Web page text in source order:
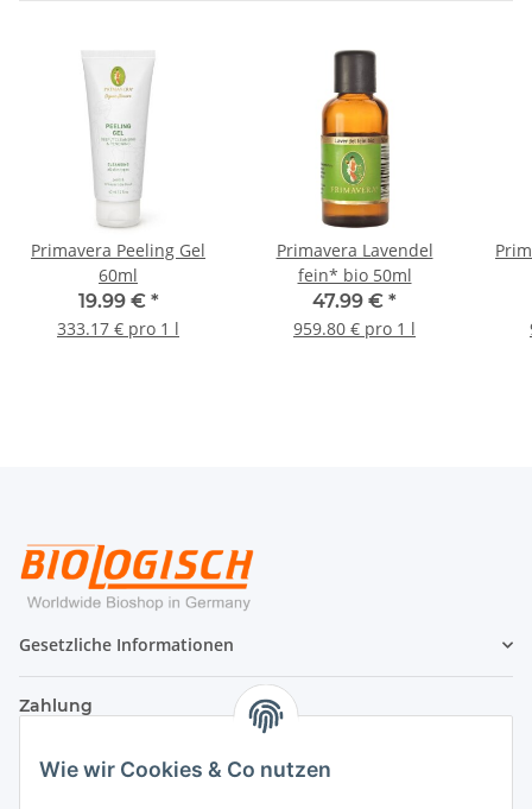
Wie wir Cookies & Co nutzen
Primavera Peeling Gel
60ml
19.99 € *
333.17 € pro 1 l
Primavera Lavendel
fein* bio 50ml
47.99 € *
959.80 € pro 1 l
Gesetzliche Informationen
Zahlung